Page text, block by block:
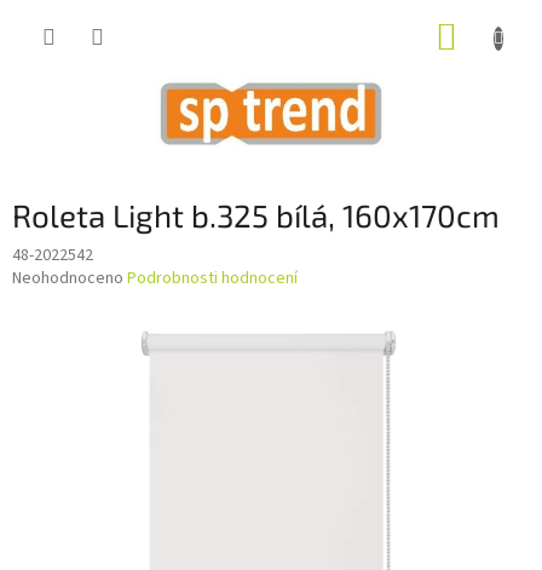
Roleta Light b.325 bílá, 160x170cm
48-2022542
Průměrné
Neohodnoceno Podrobnosti hodnocení